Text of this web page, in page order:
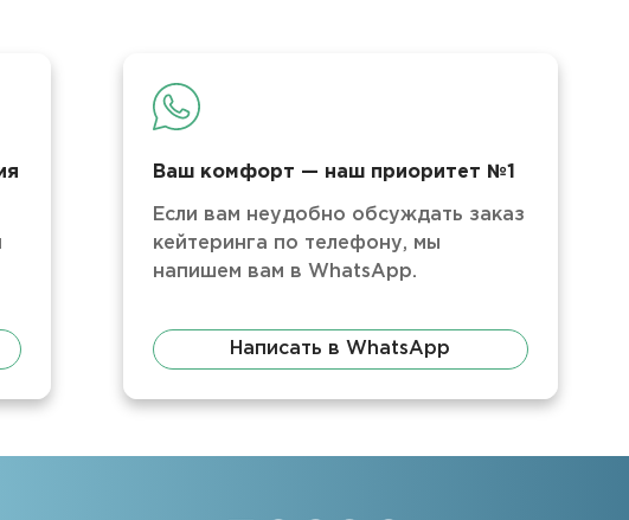
Ваш комфорт — наш приоритет №1
Если вам неудобно обсуждать заказ
кейтеринга по телефону, мы
напишем вам в WhatsApp.
Написать в WhatsApp